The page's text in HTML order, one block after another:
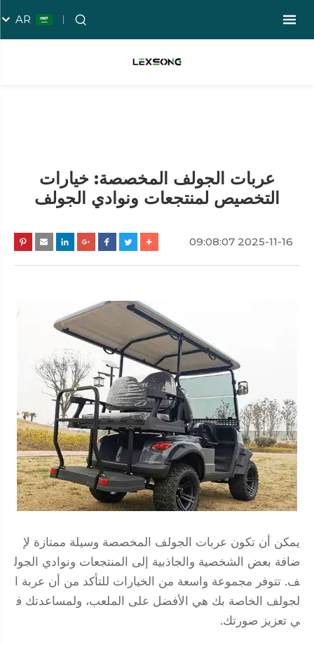
AR
عربات الجولف المخصصة: خيارات
التخصيص لمنتجعات ونوادي الجولف
2025-11-16 09:08:07
يمكن أن تكون عربات الجولف المخصصة وسيلة ممتازة لإ
ضافة بعض الشخصية والجاذبية إلى المنتجعات ونوادي الجول
ف. تتوفر مجموعة واسعة من الخيارات للتأكد من أن عربة ا
لجولف الخاصة بك هي الأفضل على الملعب، ولمساعدتك ف
ي تعزيز صورتك.